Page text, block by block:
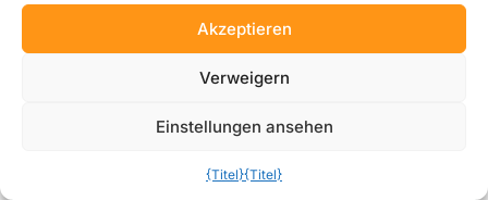
Akzeptieren
Verweigern
Einstellungen ansehen
{Titel}{Titel}
Die Branchen, die sich diese Technologie zunutze machen.
Weiterlesen